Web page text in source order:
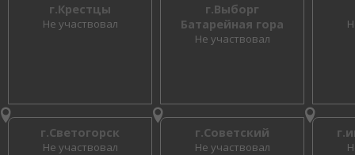
г.Крестцы
Не участвовал
г.Выборг
Батарейная гора
Не участвовал
г.Светогорск
Не участвовал
г.Советский
Не участвовал